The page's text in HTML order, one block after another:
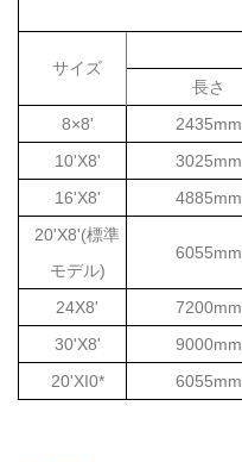
サイズ
長さ
8×8'
2435mm
10'X8'
3025mm
16'X8'
4885mm
20'X8'(標準
モデル)
6055mm
24X8' 7200mm
30'X8'
9000mm
20'XI0*
6055mm